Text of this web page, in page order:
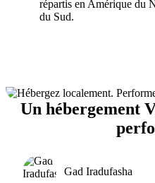
répartis en Amérique du
du Sud.
Un hébergement
Gad Iradufasha